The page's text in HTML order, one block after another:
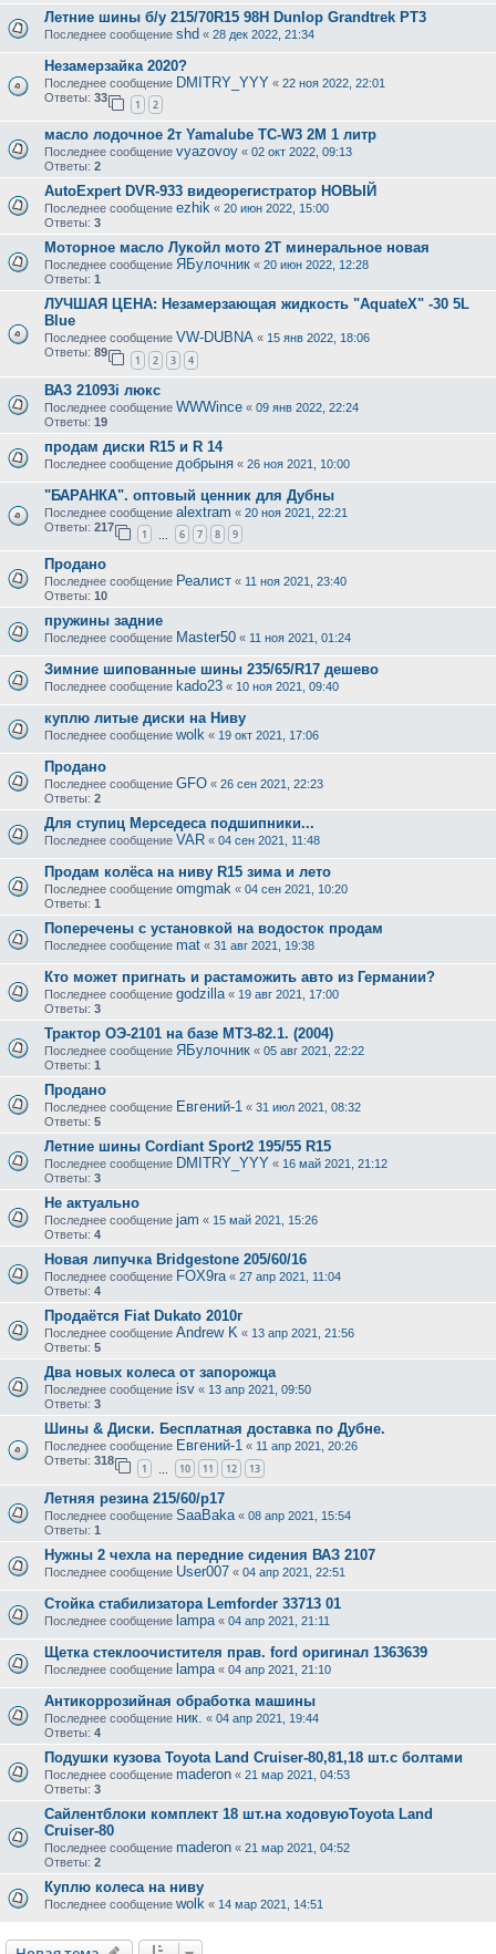
Летние шины б/у 215/70R15 98H Dunlop Grandtrek PT3
Последнее сообщение shd « 28 дек 2022, 21:34
Незамерзайка 2020?
Последнее сообщение DMITRY_YYY « 22 ноя 2022, 22:01
Ответы: 33
1 2
масло лодочное 2т Yamalube TC-W3 2M 1 литр
Последнее сообщение vyazovoy « 02 окт 2022, 09:13
Ответы: 2
AutoExpert DVR-933 видеорегистратор НОВЫЙ
Последнее сообщение ezhik « 20 июн 2022, 15:00
Ответы: 3
Моторное масло Лукойл мото 2T минеральное новая
Последнее сообщение ЯБулочник « 20 июн 2022, 12:28
Ответы: 1
ЛУЧШАЯ ЦЕНА: Незамерзающая жидкость "AquateX" -30 5L
Blue
Последнее сообщение VW-DUBNA « 15 янв 2022, 18:06
Ответы: 89
1 2 3 4
ВАЗ 21093i люкс
Последнее сообщение WWWince « 09 янв 2022, 22:24
Ответы: 19
продам диски R15 и R 14
Последнее сообщение добрыня « 26 ноя 2021, 10:00
"БАРАНКА". оптовый ценник для Дубны
Последнее сообщение alextram « 20 ноя 2021, 22:21
Ответы: 217
1 6 7 8 9
Продано
Последнее сообщение Реалист « 11 ноя 2021, 23:40
Ответы: 10
пружины задние
Последнее сообщение Master50 « 11 ноя 2021, 01:24
Зимние шипованные шины 235/65/R17 дешево
Последнее сообщение kado23 « 10 ноя 2021, 09:40
куплю литые диски на Ниву
Последнее сообщение wolk « 19 окт 2021, 17:06
Продано
Последнее сообщение GFO « 26 сен 2021, 22:23
Ответы: 2
Для ступиц Мерседеса подшипники...
Последнее сообщение VAR « 04 сен 2021, 11:48
Продам колёса на ниву R15 зима и лето
Последнее сообщение omgmak « 04 сен 2021, 10:20
Ответы: 1
Поперечены с установкой на водосток продам
Последнее сообщение mat « 31 авг 2021, 19:38
Кто может пригнать и растаможить авто из Германии?
Последнее сообщение godzilla« 19 авг 2021, 17:00
Ответы: 3
Трактор ОЭ-2101 на базе МТЗ-82.1. (2004)
Последнее сообщение ЯБулочник « 05 авг 2021, 22:22
Ответы: 1
Продано
Последнее сообщение Евгений-1 « 31 июл 2021, 08:32
Ответы: 5
Летние шины Cordiant Sport2 195/55 R15
Последнее сообщение DMITRY_YYY « 16 май 2021, 21:12
Ответы: 3
Не актуально
Последнее сообщение jam « 15 май 2021, 15:26
Ответы: 4
Новая липучка Bridgestone 205/60/16
Последнее сообщение FOX9ra« 27 апр 2021, 11:04
Ответы: 4
Продаётся Fiat Dukato 2010г
Последнее сообщение Andrew K « 13 апр 2021, 21:56
Ответы: 5
Два новых колеса от запорожца
Последнее сообщение isv « 13 апр 2021, 09:50
Ответы: 3
Шины & Диски. Бесплатная доставка по Дубне.
Последнее сообщение Евгений-1 « 11 апр 2021, 20:26
Ответы: 318
1 10 11 12 13
Летняя резина 215/60/р17
Последнее сообщение SaaBaka « 08 апр 2021, 15:54
Ответы: 1
Нужны 2 чехла на передние сидения ВАЗ 2107
Последнее сообщение User007 « 04 апр 2021, 22:51
Стойка стабилизатора Lemforder 33713 01
Последнее сообщение lampa « 04 апр 2021, 21:11
Щетка стеклоочистителя прав. ford оригинал 1363639
Последнее сообщение lampa « 04 апр 2021, 21:10
Антикоррозийная обработка машины
Последнее сообщение ник. « 04 апр 2021, 19:44
Ответы: 4
Подушки кузова Toyota Land Cruiser-80,81,18 шт.с болтами
Последнее сообщение maderon « 21 мар 2021, 04:53
Ответы: 3
Сайлентблоки комплект 18 шт.на ходовуюToyota Land
Cruiser-80
Последнее сообщение maderon « 21 мар 2021, 04:52
Ответы: 2
Куплю колеса на ниву
Последнее сообщение wolk « 14 мар 2021, 14:51